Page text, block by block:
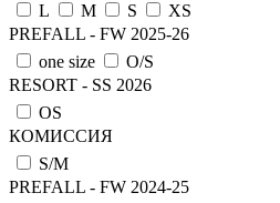
L
M S
XS
PREFALL - FW 2025-26
one size
О/S
RESORT - SS 2026
OS
КОМИССИЯ
S/M
PREFALL - FW 2024-25